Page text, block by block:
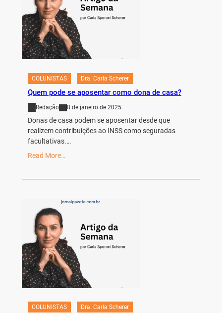
COLUNISTAS Dra. Carla Scherer
Quem pode se aposentar como dona de casa?
Redação 8 de janeiro de 2025
Donas de casa podem se aposentar desde que
realizem contribuições ao INSS como seguradas
facultativas.…
Read More…
COLUNISTAS Dra. Carla Scherer